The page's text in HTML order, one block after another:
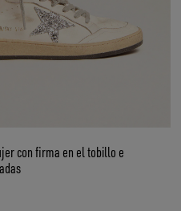
con firma en el tobillo e